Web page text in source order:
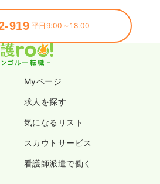
919 平日9:00～18:00
Myページ
求人を探す
気になるリスト
スカウトサービス
看護師派遣で働く